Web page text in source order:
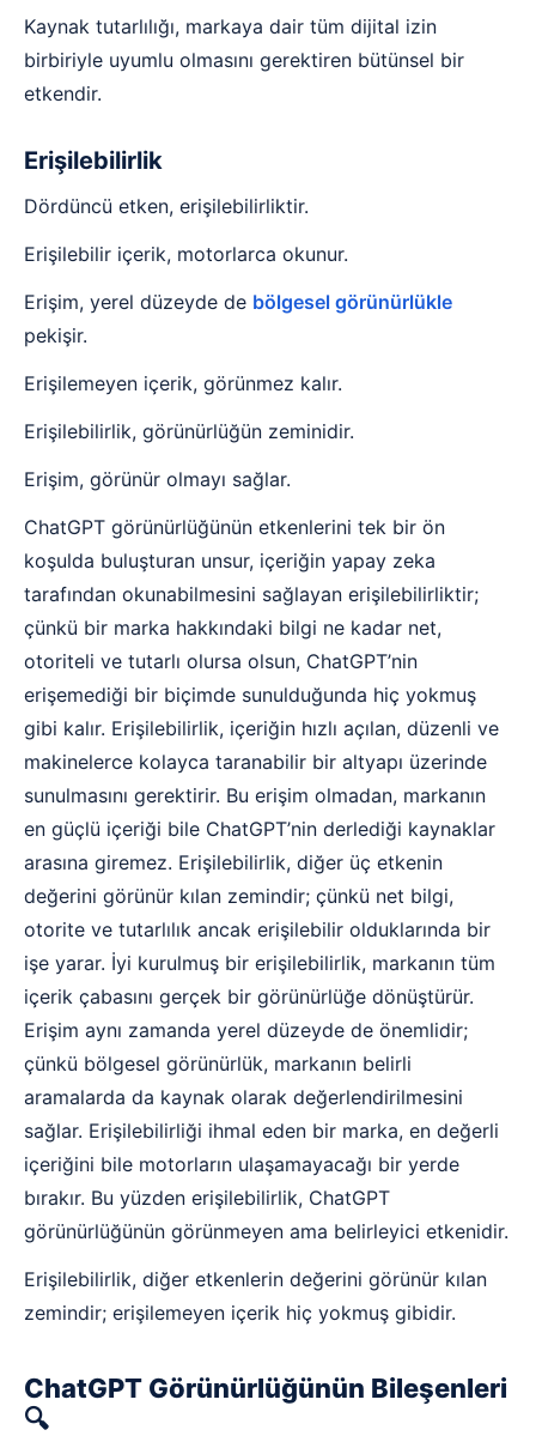
Kaynak tutarlılığı, markaya dair tüm dijital izin
birbiriyle uyumlu olmasını gerektiren bütünsel bir
etkendir.
Erişilebilirlik
Dördüncü etken, erişilebilirliktir.
Erişilebilir içerik, motorlarca okunur.
Erişim, yerel düzeyde de bölgesel görünürlükle
pekişir.
Erişilemeyen içerik, görünmez kalır.
Erişilebilirlik, görünürlüğün zeminidir.
Erişim, görünür olmayı sağlar.
ChatGPT görünürlüğünün etkenlerini tek bir ön
koşulda buluşturan unsur, içeriğin yapay zeka
tarafından okunabilmesini sağlayan erişilebilirliktir;
çünkü bir marka hakkındaki bilgi ne kadar net,
otoriteli ve tutarlı olursa olsun, ChatGPT’nin
erişemediği bir biçimde sunulduğunda hiç yokmuş
gibi kalır. Erişilebilirlik, içeriğin hızlı açılan, düzenli ve
makinelerce kolayca taranabilir bir altyapı üzerinde
sunulmasını gerektirir. Bu erişim olmadan, markanın
en güçlü içeriği bile ChatGPT’nin derlediği kaynaklar
arasına giremez. Erişilebilirlik, diğer üç etkenin
değerini görünür kılan zemindir; çünkü net bilgi,
otorite ve tutarlılık ancak erişilebilir olduklarında bir
işe yarar. İyi kurulmuş bir erişilebilirlik, markanın tüm
içerik çabasını gerçek bir görünürlüğe dönüştürür.
Erişim aynı zamanda yerel düzeyde de önemlidir;
çünkü bölgesel görünürlük, markanın belirli
aramalarda da kaynak olarak değerlendirilmesini
sağlar. Erişilebilirliği ihmal eden bir marka, en değerli
içeriğini bile motorların ulaşamayacağı bir yerde
bırakır. Bu yüzden erişilebilirlik, ChatGPT
görünürlüğünün görünmeyen ama belirleyici etkenidir.
Erişilebilirlik, diğer etkenlerin değerini görünür kılan
zemindir; erişilemeyen içerik hiç yokmuş gibidir.
ChatGPT Görünürlüğünün Bileşenleri
🔍